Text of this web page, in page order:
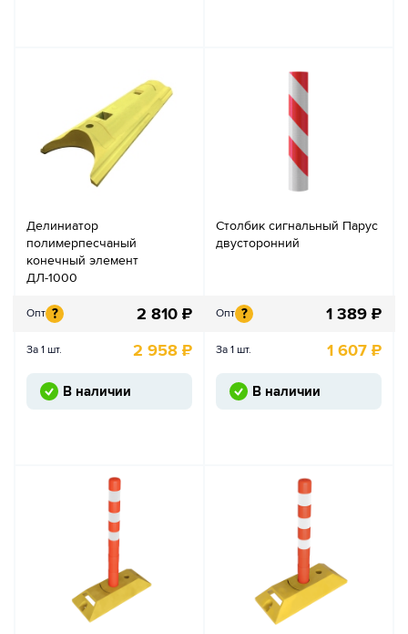
Делиниатор
полимерпесчаный
конечный элемент
ДЛ-1000
Опт ? 2 810 ₽
За 1 шт. 2 958 ₽
В наличии
Столбик сигнальный Парус
двусторонний
Опт ? 1 389 ₽
За 1 шт. 1 607 ₽
В наличии